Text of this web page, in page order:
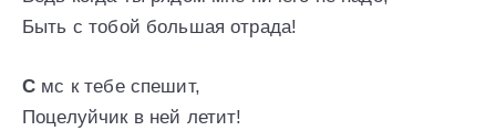
Быть с тобой большая отрада!
С мс к тебе спешит,
Поцелуйчик в ней летит!